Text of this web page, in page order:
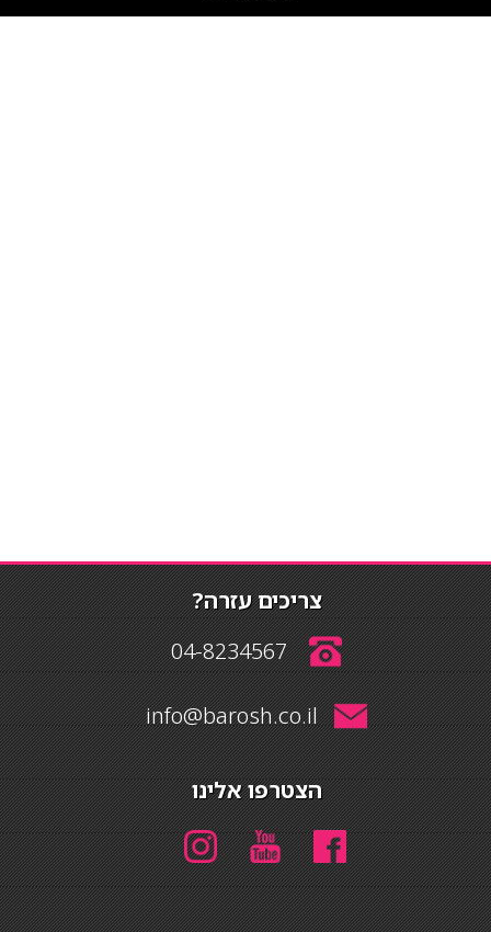
צריכים עזרה?
04-8234567
info@barosh.co.il
הצטרפו אלינו